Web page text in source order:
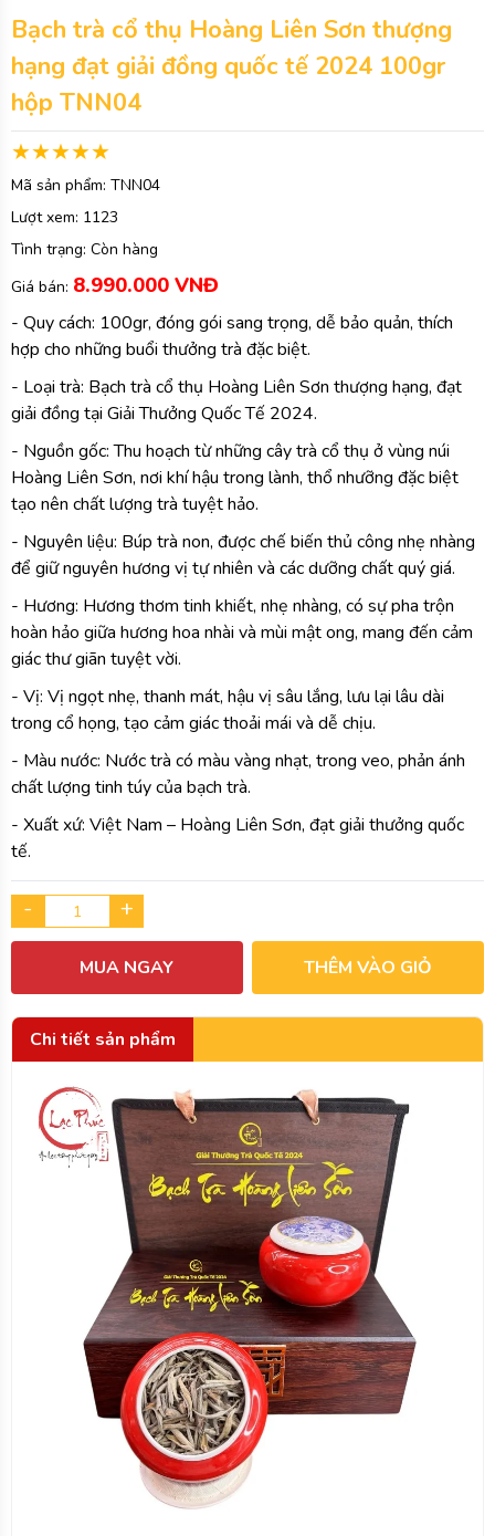
Bạch trà cổ thụ Hoàng Liên Sơn thượng
hạng đạt giải đồng quốc tế 2024 100gr
hộp TNN04
Mã sản phẩm: TNN04
Lượt xem: 1123
Tình trạng: Còn hàng
Giá bán: 8.990.000 VNĐ
- Quy cách: 100gr, đóng gói sang trọng, dễ bảo quản, thích
hợp cho những buổi thưởng trà đặc biệt.
- Loại trà: Bạch trà cổ thụ Hoàng Liên Sơn thượng hạng, đạt
giải đồng tại Giải Thưởng Quốc Tế 2024.
- Nguồn gốc: Thu hoạch từ những cây trà cổ thụ ở vùng núi
Hoàng Liên Sơn, nơi khí hậu trong lành, thổ nhưỡng đặc biệt
tạo nên chất lượng trà tuyệt hảo.
- Nguyên liệu: Búp trà non, được chế biến thủ công nhẹ nhàng
để giữ nguyên hương vị tự nhiên và các dưỡng chất quý giá.
- Hương: Hương thơm tinh khiết, nhẹ nhàng, có sự pha trộn
hoàn hảo giữa hương hoa nhài và mùi mật ong, mang đến cảm
giác thư giãn tuyệt vời.
- Vị: Vị ngọt nhẹ, thanh mát, hậu vị sâu lắng, lưu lại lâu dài
trong cổ họng, tạo cảm giác thoải mái và dễ chịu.
- Màu nước: Nước trà có màu vàng nhạt, trong veo, phản ánh
chất lượng tinh túy của bạch trà.
- Xuất xứ: Việt Nam – Hoàng Liên Sơn, đạt giải thưởng quốc
tế.
- +
MUA NGAY THÊM VÀO GIỎ
Chi tiết sản phẩm